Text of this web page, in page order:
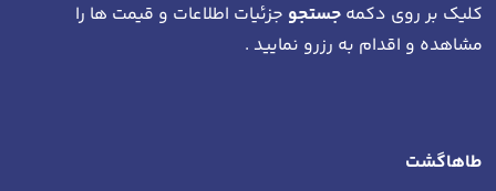
کلیک بر روی دکمه جستجو جزئیات اطلاعات و قیمت ها را
مشاهده و اقدام به رزرو نمایید .
طاهاگشت